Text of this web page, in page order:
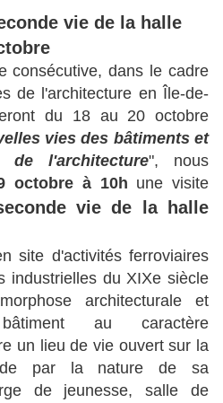
vie de la halle
consécutive, dans le cadre
de l'architecture en Île-de-
du 18 au 20 octobre
vies des bâtiments et
de l'architecture", nous
octobre à 10h une visite
vie de la halle
site d'activités ferroviaires
industrielles du XIXe siècle
architecturale et
au caractère
un lieu de vie ouvert sur la
par la nature de sa
de jeunesse, salle de